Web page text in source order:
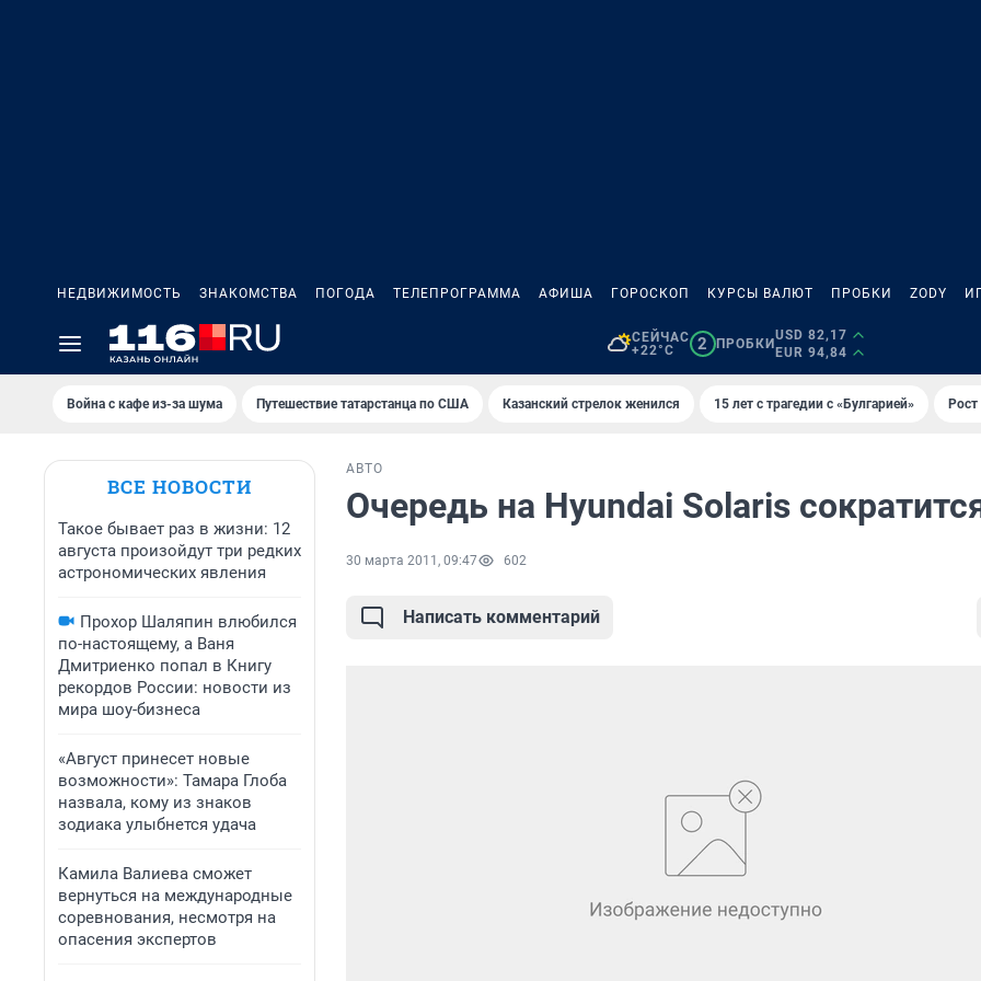
НЕДВИЖИМОСТЬ ЗНАКОМСТВА ПОГОДА ТЕЛЕПРОГРАММА АФИША ГОРОСКОП КУРСЫ ВАЛЮТ ПРОБКИ ZODY
СЕЙЧАС
+22°C
2 ПРОБКИ
USD 82,17
EUR 94,84
Война с кафе из-за шума Путешествие татарстанца по США Казанский стрелок женился 15 лет с трагедии с «Булгарией»
ВСЕ НОВОСТИ
Такое бывает раз в жизни: 12
августа произойдут три редких
астрономических явления
Прохор Шаляпин влюбился
по-настоящему, а Ваня
Дмитриенко попал в Книгу
рекордов России: новости из
мира шоу-бизнеса
«Август принесет новые
возможности»: Тамара Глоба
назвала, кому из знаков
зодиака улыбнется удача
Камила Валиева сможет
вернуться на международные
соревнования, несмотря на
опасения экспертов
АВТО
Очередь на Hyundai Solaris
30 марта 2011, 09:47 602
Написать комментарий